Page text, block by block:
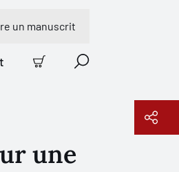
un manuscrit
Panier Recherche
Copier le lien
une